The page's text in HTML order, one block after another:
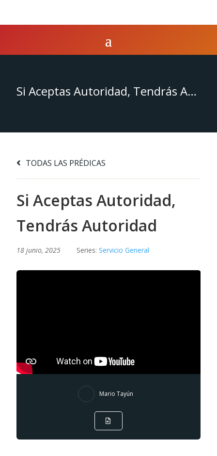
Si Aceptas Autoridad, Tendrás Autoridad
TODAS LAS PRÉDICAS
Si Aceptas Autoridad,
Tendrás Autoridad
18 junio, 2025 Series: Servicio General
Mario Tayún